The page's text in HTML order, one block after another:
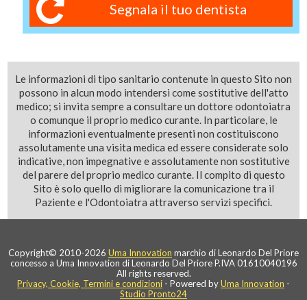
Segnala il tuo dentista
Le informazioni di tipo sanitario contenute in questo Sito non
possono in alcun modo intendersi come sostitutive dell'atto
medico; si invita sempre a consultare un dottore odontoiatra
o comunque il proprio medico curante. In particolare, le
informazioni eventualmente presenti non costituiscono
assolutamente una visita medica ed essere considerate solo
indicative, non impegnative e assolutamente non sostitutive
del parere del proprio medico curante. Il compito di questo
Sito è solo quello di migliorare la comunicazione tra il
Paziente e l'Odontoiatra attraverso servizi specifici.
Copyright© 2010-2026 Uma Innovation marchio di Leonardo Del Priore
concesso a Uma Innovation di Leonardo Del Priore P.IVA 01610040196
All rights reserved.
Privacy, Cookie, Termini e condizioni - Powered byUma Innovation -
Studio Pronto24